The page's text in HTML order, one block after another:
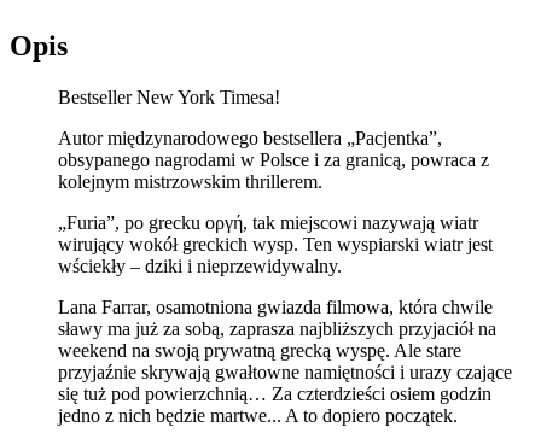
Opis
Bestseller New York Timesa!
Autor międzynarodowego bestsellera „Pacjentka”,
obsypanego nagrodami w Polsce i za granicą, powraca z
kolejnym mistrzowskim thrillerem.
„Furia”, po grecku οργή, tak miejscowi nazywają wiatr
wirujący wokół greckich wysp. Ten wyspiarski wiatr jest
wściekły – dziki i nieprzewidywalny.
Lana Farrar, osamotniona gwiazda filmowa, która chwile
sławy ma już za sobą, zaprasza najbliższych przyjaciół na
weekend na swoją prywatną grecką wyspę. Ale stare
przyjaźnie skrywają gwałtowne namiętności i urazy czające
się tuż pod powierzchnią… Za czterdzieści osiem godzin
jedno z nich będzie martwe... A to dopiero początek.